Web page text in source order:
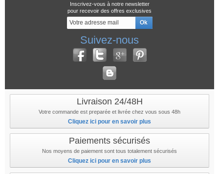
Inscrivez-vous à notre newsletter
pour recevoir des offres exclusives
Suivez-nous
Livraison 24/48H
Votre commande est preparée et livrée chez vous sous 48h
Cliquez ici pour en savoir plus
Paiements sécurisés
Nos moyens de paiement sont tous totalement sécurisés
Cliquez ici pour en savoir plus